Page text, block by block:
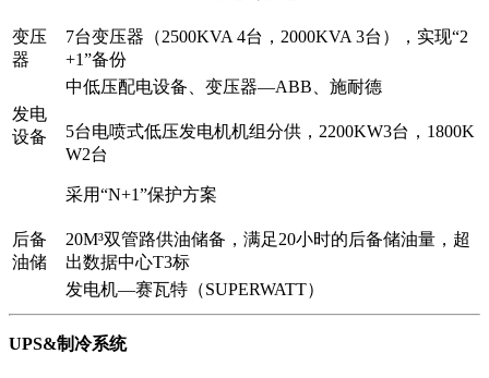
变压
器
7台变压器（2500KVA 4台，2000KVA 3台），实现“2
+1”备份
中低压配电设备、变压器—ABB、施耐德
发电
设备
5台电喷式低压发电机机组分供，2200KW3台，1800K
W2台
采用“N+1”保护方案
后备
油储
20M³双管路供油储备，满足20小时的后备储油量，超
出数据中心T3标
发电机—赛瓦特（SUPERWATT）
UPS&制冷系统